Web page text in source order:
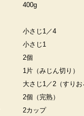
400g
小さじ1／4
小さじ1
2個
1片（みじん切り）
大さじ1／2（すりお
2個（完熟）
2カップ